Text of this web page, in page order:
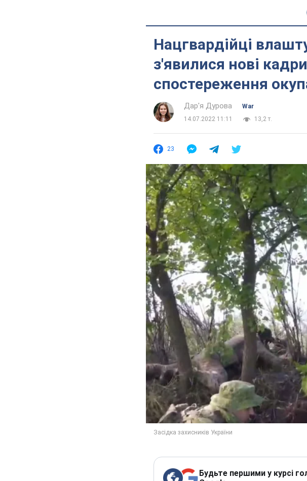
Нацгвардійці
з'явилися нові
спостереження
Дар'я Дурова
War
14.07.2022 11:11
13,2 т.
23
Будьте першими у курсі